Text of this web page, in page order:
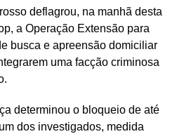
deflagrou, na manhã desta
a Operação Extensão para
busca e apreensão domiciliar
uma facção criminosa
determinou o bloqueio de até
dos investigados, medida